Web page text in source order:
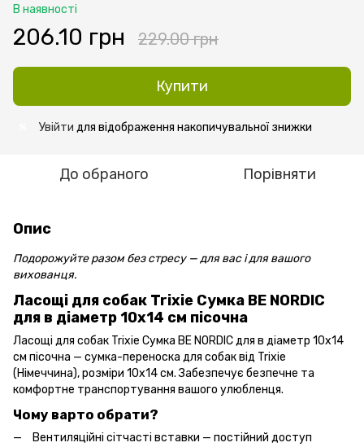
В наявності
206.10 грн 229.00 грн
Купити
Увійти для відображення накопичувальної знижки
До обраного Порівняти
Опис
Подорожуйте разом без стресу — для вас і для вашого
вихованця.
Ласощі для собак Trixie Сумка BE NORDIC
для в діаметр 10х14 см пісочна
Ласощі для собак Trixie Сумка BE NORDIC для в діаметр 10х14
см пісочна — сумка-переноска для собак від Trixie
(Німеччина), розміри 10х14 см. Забезпечує безпечне та
комфортне транспортування вашого улюбленця.
Чому варто обрати?
Вентиляційні сітчасті вставки — постійний доступ